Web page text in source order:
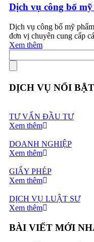
Dịch vụ công bố
Dịch vụ công bố mỹ
đơn vị chuyên cung cấp
Xem thêm
DỊCH VỤ NỔI BẬT
TƯ VẤN ĐẦU TƯ
Xem thêm
DOANH NGHIỆP
Xem thêm
GIẤY PHÉP
Xem thêm
DỊCH VỤ LUẬT SƯ
Xem thêm
BÀI VIẾT MỚI